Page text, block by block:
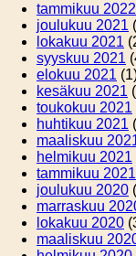
tammikuu 2022
joulukuu 2021
lokakuu 2021
syyskuu 2021
elokuu 2021
kesäkuu 2021
toukokuu 2021
huhtikuu 2021
maaliskuu
helmikuu 2021
tammikuu 2021
joulukuu 2020
marraskuu
lokakuu 2020
maaliskuu